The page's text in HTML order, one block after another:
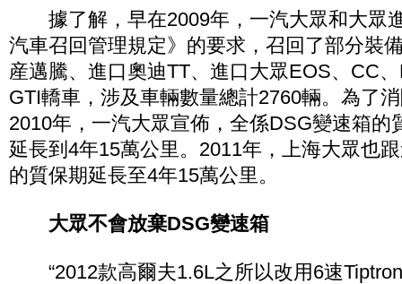
據了解，早在2009年，一汽大眾和大眾
汽車召回管理規定》的要求，召回了部分裝
産邁騰、進口奧迪TT、進口大眾EOS、CC
GTI轎車，涉及車輛數量總計2760輛。為了
2010年，一汽大眾宣佈，全係DSG變速箱的
延長到4年15萬公里。2011年，上海大眾也
的質保期延長至4年15萬公里。
大眾不會放棄DSG變速箱
“2012款高爾夫1.6L之所以改用6速